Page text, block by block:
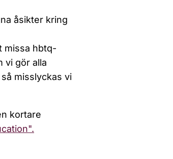
åsikter kring
missa hbtq-
vi gör alla
misslyckas vi
kortare